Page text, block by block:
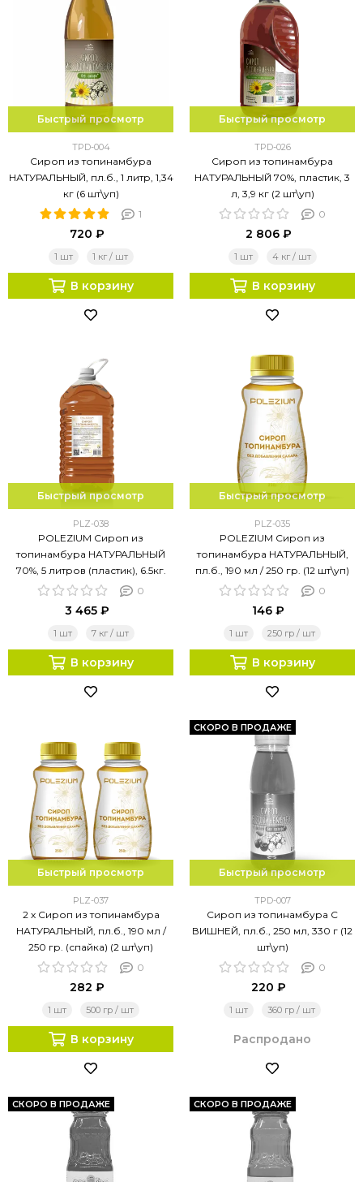
Быстрый просмотр
TPD-004
Сироп из топинамбура
НАТУРАЛЬНЫЙ, пл.б., 1 литр, 1,34
кг (6 шт\уп)
1
720 ₽
1 шт 1 кг / шт
В корзину
Быстрый просмотр
TPD-026
Сироп из топинамбура
НАТУРАЛЬНЫЙ 70%, пластик, 3
л, 3,9 кг (2 шт\уп)
0
2 806 ₽
1 шт 4 кг / шт
В корзину
Быстрый просмотр
PLZ-038
POLEZIUM Сироп из
топинамбура НАТУРАЛЬНЫЙ
70%, 5 литров (пластик), 6.5кг.
0
3 465 ₽
1 шт 7 кг / шт
В корзину
Быстрый просмотр
PLZ-035
POLEZIUM Сироп из
топинамбура НАТУРАЛЬНЫЙ,
пл.б., 190 мл / 250 гр. (12 шт\уп)
0
146 ₽
1 шт 250 гр / шт
В корзину
Быстрый просмотр
PLZ-037
2 х Сироп из топинамбура
НАТУРАЛЬНЫЙ, пл.б., 190 мл /
250 гр. (спайка) (2 шт\уп)
0
282 ₽
1 шт 500 гр / шт
В корзину
СКОРО В ПРОДАЖЕ
Быстрый просмотр
TPD-007
Сироп из топинамбура С
ВИШНЕЙ, пл.б., 250 мл, 330 г (12
шт\уп)
0
220 ₽
1 шт 360 гр / шт
Распродано
СКОРО В ПРОДАЖЕ СКОРО В ПРОДАЖЕ